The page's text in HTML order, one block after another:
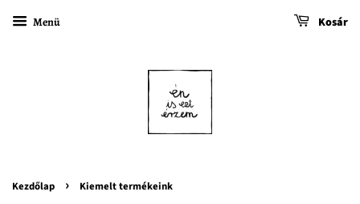
Menü Kosár
Kezdőlap › Kiemelt termékeink